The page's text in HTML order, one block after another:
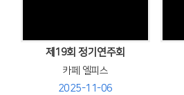
제19회 정기연주회
카페 엘피스
2025-11-06